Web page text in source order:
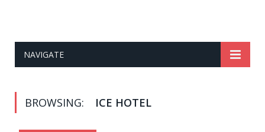
NAVIGATE
BROWSING: ICE HOTEL